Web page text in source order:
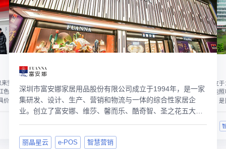
杭州伊美源
影、
旨，不断开
佛山市顺德区名汇鞋业有限公司，成立于2019年，是
RISHUN日顺皇品牌的代理商，已在佛山区代理近30年，主
营线下门店零售。没有线上电商代理权限。
国
力
。
坚持打造国
色精神，致力
价值品牌500
深圳市富安娜家居用品股份有限公司成立于1994年，是一家
集研发、设计、生产、营销和物流与一体的综合性家居企
业。创立了富安娜、维莎、馨而乐、酷奇智、圣之花五大家
丽晶星云 e-POS 智慧营销
佛山照明成立
质的绿色节能
和专业服务，
Nebula星云